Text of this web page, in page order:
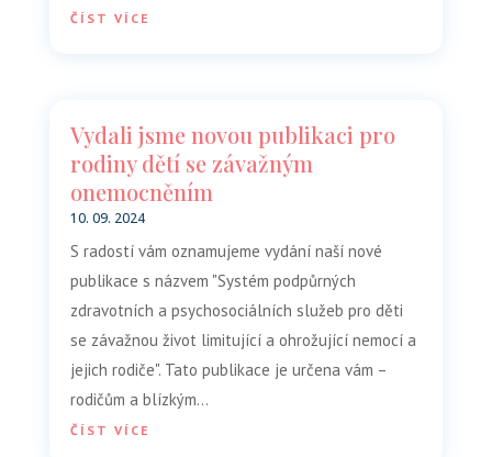
ČÍST VÍCE
Vydali jsme novou publikaci pro
rodiny dětí se závažným
onemocněním
10. 09. 2024
S radostí vám oznamujeme vydání naší nové
publikace s názvem "Systém podpůrných
zdravotních a psychosociálních služeb pro děti
se závažnou život limitující a ohrožující nemocí a
jejich rodiče". Tato publikace je určena vám –
rodičům a blízkým...
ČÍST VÍCE